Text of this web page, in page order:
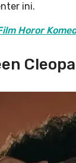
ini.
Horor